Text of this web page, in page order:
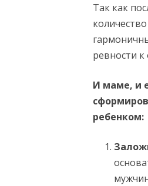
Так как
ревности к
И маме, и
ребенком: